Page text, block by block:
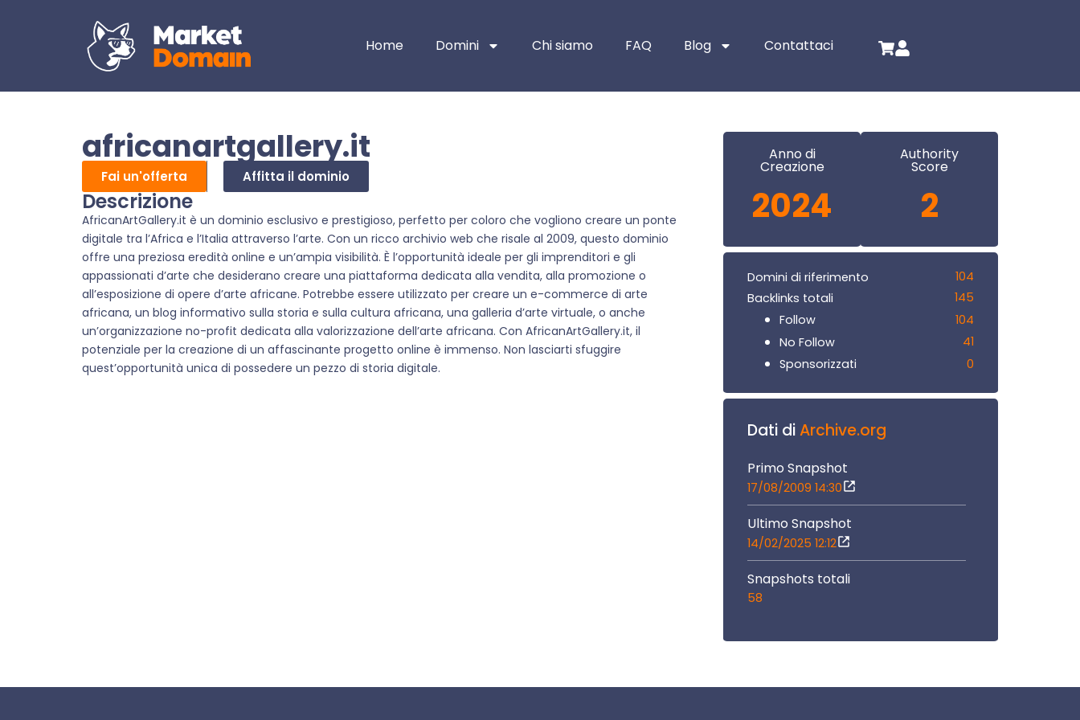
Home Domini Chi siamo FAQ Blog Contattaci
africanartgallery.it
Fai un'offerta Affitta il dominio
Descrizione
AfricanArtGallery.it è un dominio esclusivo e prestigioso, perfetto per coloro che vogliono creare un ponte
digitale tra l’Africa e l’Italia attraverso l’arte. Con un ricco archivio web che risale al 2009, questo dominio
offre una preziosa eredità online e un’ampia visibilità. È l’opportunità ideale per gli imprenditori e gli
appassionati d’arte che desiderano creare una piattaforma dedicata alla vendita, alla promozione o
all’esposizione di opere d’arte africane. Potrebbe essere utilizzato per creare un e-commerce di arte
africana, un blog informativo sulla storia e sulla cultura africana, una galleria d’arte virtuale, o anche
un’organizzazione no-profit dedicata alla valorizzazione dell’arte africana. Con AfricanArtGallery.it, il
potenziale per la creazione di un affascinante progetto online è immenso. Non lasciarti sfuggire
quest’opportunità unica di possedere un pezzo di storia digitale.
Anno di
Creazione
2024
Authority
Score
2
Domini di riferimento
104
Backlinks totali
145
Follow
104
No Follow
41
Sponsorizzati
0
Dati diArchive.org
Primo Snapshot
17/08/2009 14:30
Ultimo Snapshot
14/02/2025 12:12
Snapshots totali
58